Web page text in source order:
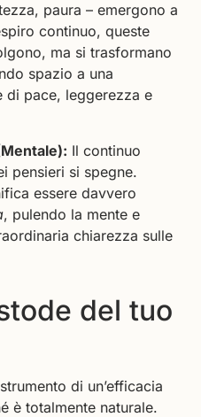
paura – emergono a
continuo, queste
ma si trasformano
spazio a una
di pace, leggerezza e
Il continuo
pensieri si spegne.
essere davvero
, pulendo la mente e
chiarezza sulle
del tuo
di un’efficacia
è totalmente naturale.